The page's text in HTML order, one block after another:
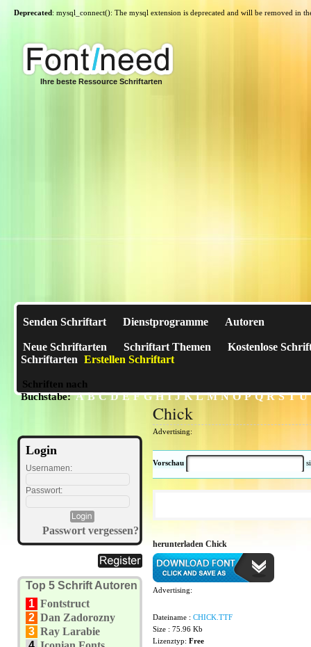
Deprecated: mysql_connect(): The mysql extension is deprecated and will be removed in
Ihre beste Ressource Schriftarten
Senden Schriftart Dienstprogramme Autoren
Neue Schriftarten Schriftart Themen
Kostenlose
Schriftarten Erstellen Schriftart
Schriften nach
Buchstabe:A B C D E F G H I J K L M N O P Q R S T U
Login
Usernamen:
Passwort:
Passwort vergessen?
Top 5 Schrift Autoren
1 Fontstruct
2 Dan Zadorozny
3 Ray Larabie
Chick
Advertising:
Vorschau
herunterladen Chick
Advertising:
Dateiname : CHICK.TTF
Size : 75.96 Kb
Lizenztyp: Free